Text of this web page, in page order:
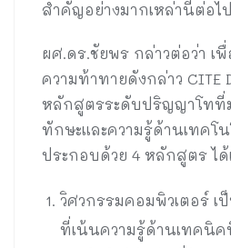
สำคัญอย่างมากเหล่านี้ต่อไป
ผศ.ดร.ชัยพร กล่าวต่อว่า เ
ความท้าทายดังกล่าว CITE
หลักสูตรระดับปริญญาโทที่
ทักษะและความรู้ด้านเทคโ
ประกอบด้วย 4 หลักสูตร ไ
วิศวกรรมคอมพิวเตอร์
ที่เน้นความรู้ด้านเทคนิ